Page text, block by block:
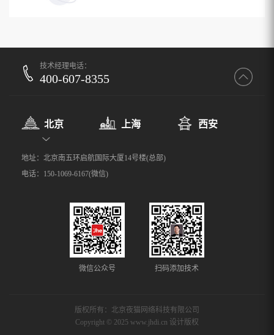
技术经理电话：
400-607-8355
北京 上海 西安
地址：北京南五环启航国际大厦14号楼(总部)
电话：150-1069-6167(微信)
微信公众号 扫码添加技术
版权所有：北京夜猫网络科技有限公司
Copyright © 2025 www.jhdi.cn 设计版权